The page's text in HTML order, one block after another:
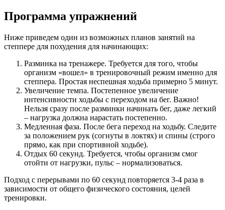
Программа упражнений
Ниже приведем один из возможных планов занятий на
степпере для похудения для начинающих:
Разминка на тренажере. Требуется для того, чтобы
организм «вошел» в тренировочный режим именно для
степпера. Простая неспешная ходьба примерно 5 минут.
Увеличение темпа. Постепенное увеличение
интенсивности ходьбы с переходом на бег. Важно!
Нельзя сразу после разминки начинать бег, даже легкий
– нагрузка должна нарастать постепенно.
Медленная фаза. После бега переход на ходьбу. Следите
за положением рук (согнуты в локтях) и спины (строго
прямо, как при спортивной ходьбе).
Отдых 60 секунд. Требуется, чтобы организм смог
отойти от нагрузки, пульс – нормализоваться.
Подход с перерывами по 60 секунд повторяется 3-4 раза в
зависимости от общего физического состояния, целей
тренировки.